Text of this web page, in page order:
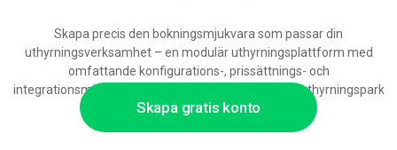
Skapa gratis konto
Skapa precis den bokningsmjukvara som passar din
uthyrningsverksamhet – en modulär uthyrningsplattform med
omfattande konfigurations-, prissättnings- och
integrationsmöjligheter, redo att stödja en växande uthyrningspark
och automatiserade uthyrningsprocesser.